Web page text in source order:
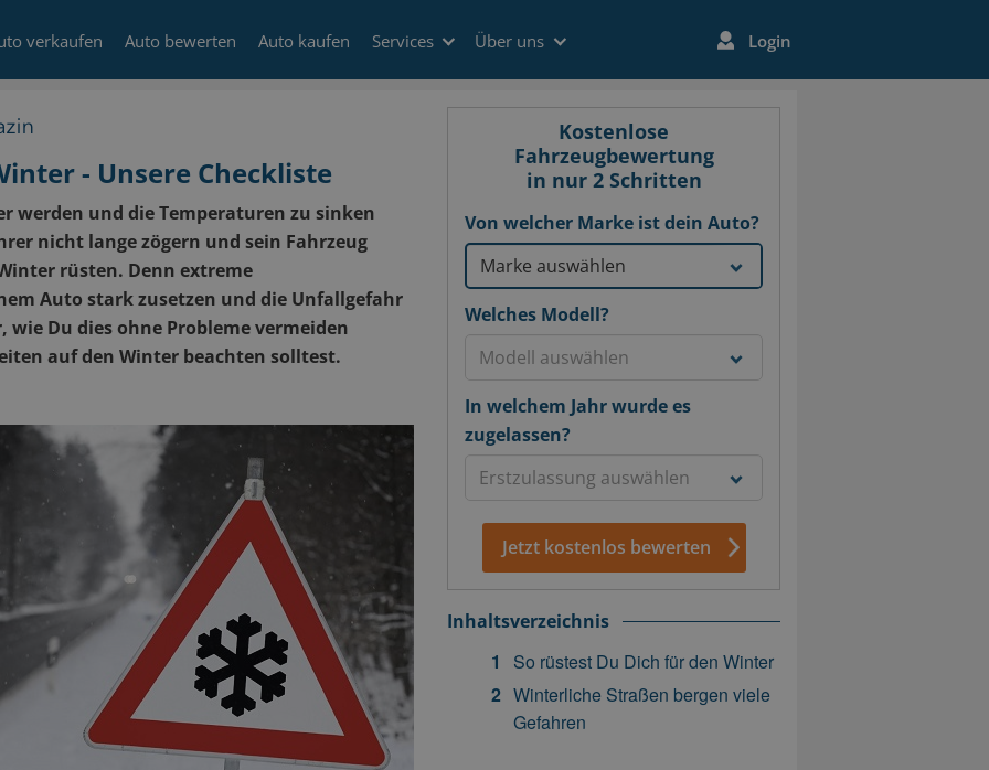
verkaufen Auto bewerten Auto kaufen Services Über uns Login
- Unsere Checkliste
werden und die Temperaturen zu sinken
nicht lange zögern und sein Fahrzeug
rüsten. Denn extreme
Auto stark zusetzen und die Unfallgefahr
Du dies ohne Probleme vermeiden
auf den Winter beachten solltest.
Kostenlose
Fahrzeugbewertung
in nur 2 Schritten
Von welcher Marke ist dein Auto?
Welches Modell?
In welchem Jahr wurde es
zugelassen?
Jetzt kostenlos bewerten
Inhaltsverzeichnis
So rüstest Du Dich für den Winter
Winterliche Straßen bergen viele
Gefahren